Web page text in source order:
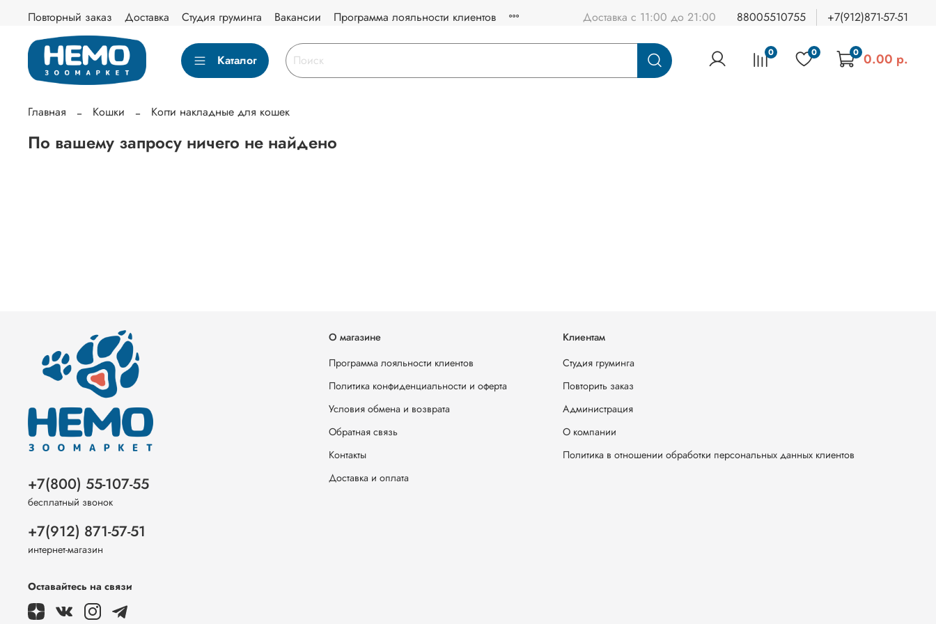
Повторный заказ Доставка Студия груминга Вакансии Программа лояльности клиентов Доставка с 11:00 до 21:00 88005510755 +7(912)871-57-51
Каталог 0 0 0 0.00 р.
Главная Кошки Когти накладные для кошек
По вашему запросу ничего не найдено
О магазине
Программа лояльности клиентов
Политика конфиденциальности и оферта
Условия обмена и возврата
Обратная связь
Контакты
Доставка и оплата
Клиентам
Студия груминга
Повторить заказ
Администрация
О компании
Политика в отношении обработки персональных данных клиентов
+7(800) 55-107-55
бесплатный звонок
+7(912) 871-57-51
интернет-магазин
Оставайтесь на связи